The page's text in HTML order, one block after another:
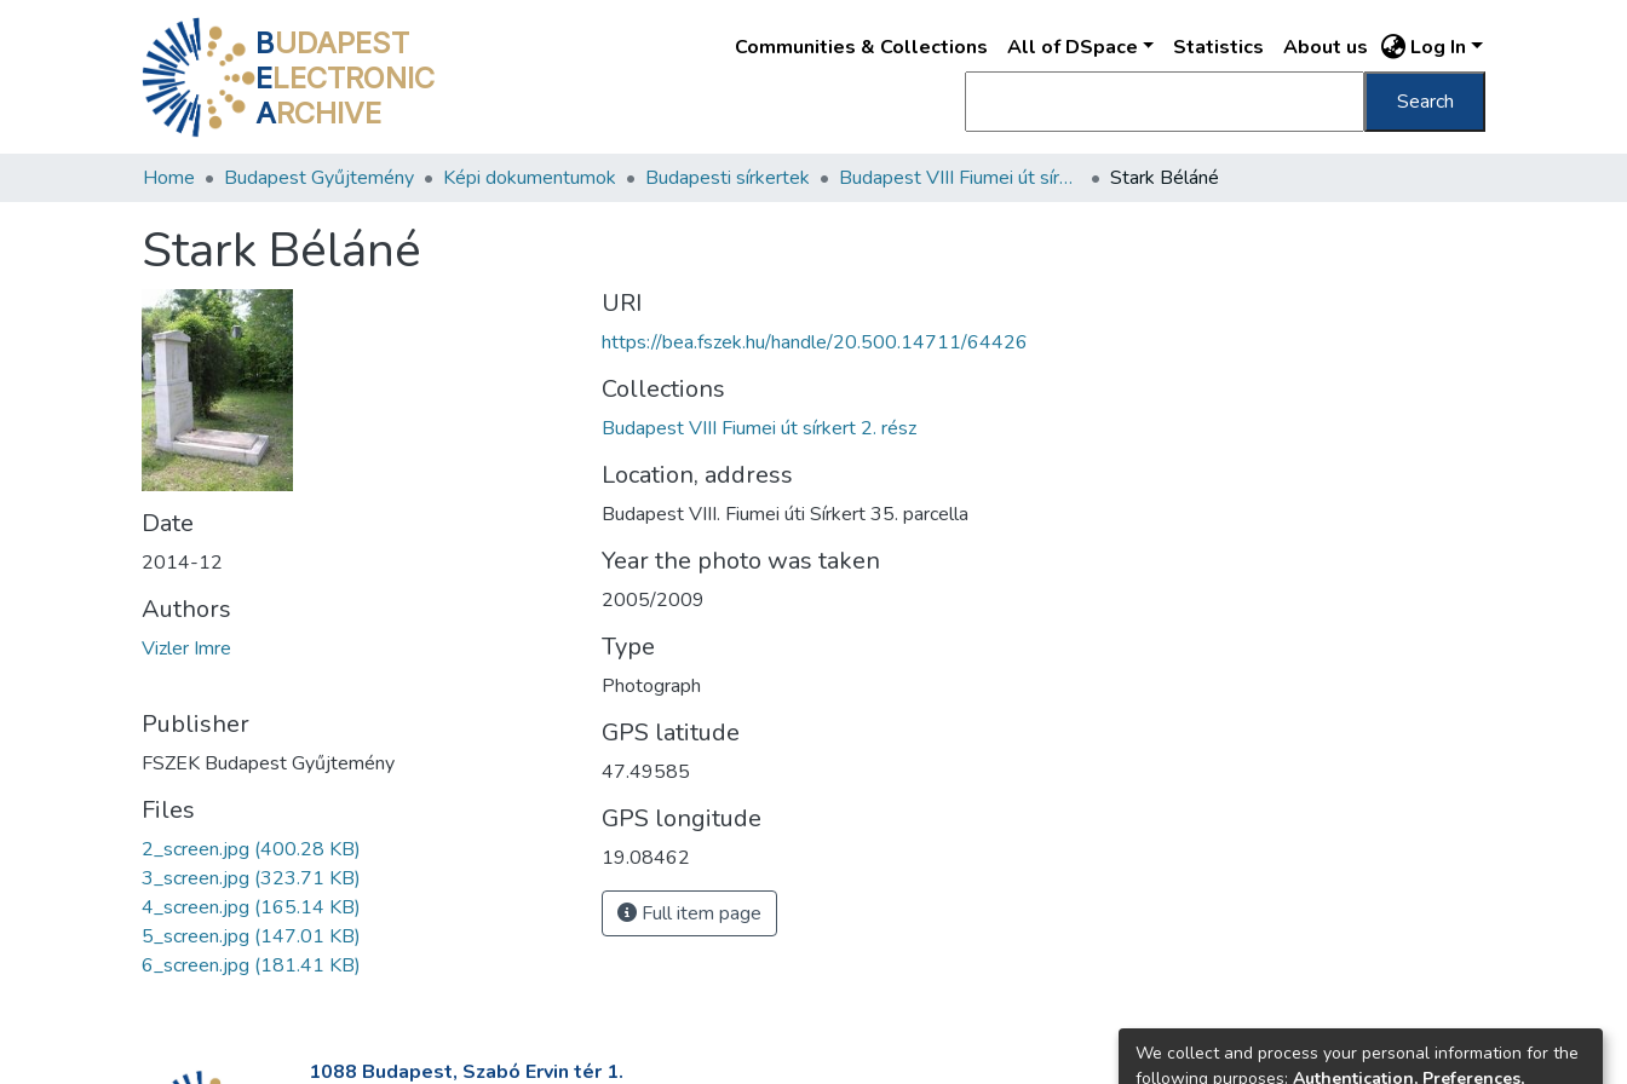
BUDAPEST
ELECTRONIC
ARCHIVE
Communities & Collections All of DSpace Statistics About us Log In
Search
Home Budapest Gyűjtemény Képi dokumentumok Budapesti sírkertek Budapest VIII Fiumei út sírkert 2. rész Stark Béláné
Stark Béláné
Date
2014-12
Authors
Vizler Imre
Publisher
FSZEK Budapest Gyűjtemény
Files
2_screen.jpg (400.28 KB)
3_screen.jpg (323.71 KB)
4_screen.jpg (165.14 KB)
5_screen.jpg (147.01 KB)
6_screen.jpg (181.41 KB)
URI
https://bea.fszek.hu/handle/20.500.14711/64426
Collections
Budapest VIII Fiumei út sírkert 2. rész
Location, address
Budapest VIII. Fiumei úti Sírkert 35. parcella
Year the photo was taken
2005/2009
Type
Photograph
GPS latitude
47.49585
GPS longitude
19.08462
Full item page
1088 Budapest, Szabó Ervin tér 1.
We collect and process your personal information for the
following purposes: Authentication, Preferences,